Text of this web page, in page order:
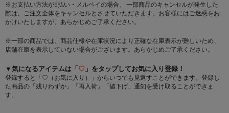
※お支払い方法がd払い・メルペイの場合、 一部商品のキャンセルが発生した
際は、ご注文全体をキャンセルとさせていただきます。お客様にはご迷惑をお
かけいたしますが、あらかじめご了承ください。
※一部の商品では、商品仕様や在庫状況により正確な在庫表示が難しいため、
店舗在庫を表示していない場合がございます。あらかじめご了承ください。
▼気になるアイテムは「♡ 」をタップしてお気に入り登録！
登録すると「♡（お気に入り）」からいつでも見返すことができます。登録し
た商品の「残りわずか」「再入荷」「値下げ」通知を受け取ることができま
す。